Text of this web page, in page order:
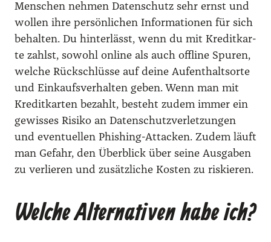
Men­schen neh­men Daten­schutz sehr ernst und
wol­len ihre per­sön­li­chen Infor­ma­tio­nen für sich
behal­ten. Du hin­ter­lässt, wenn du mit Kre­dit­kar­
te zahlst, sowohl online als auch off­line Spu­ren,
wel­che Rück­schlüs­se auf dei­ne Auf­ent­halts­or­te
und Ein­kaufs­ver­hal­ten geben. Wenn man mit
Kre­dit­kar­ten bezahlt, besteht zudem immer ein
gewis­ses Risi­ko an Daten­schutz­ver­let­zun­gen
und even­tu­el­len Phis­hing-Atta­cken. Zudem läuft
man Gefahr, den Über­blick über sei­ne Aus­ga­ben
zu ver­lie­ren und zusätz­li­che Kos­ten zu ris­kie­ren.
Welche Alternativen habe ich?